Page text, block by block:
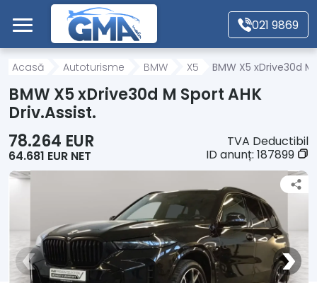
Mergi direct la conținutul principal
021 9869
Acasă
Autoturisme
Motociclete
Alte tipuri vehicule
Despre Noi
Acasă Autoturisme BMW X5 BMW X5 xDrive30d M
BMW X5 xDrive30d M Sport AHK
Driv.Assist.
78.264 EUR
64.681 EUR NET
TVA Deductibil
ID anunț: 187899